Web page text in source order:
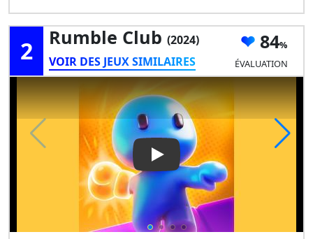
2 Rumble Club (2024)
VOIR DES JEUX SIMILAIRES
84
ÉVALUATION
Play Video: Rumble Club